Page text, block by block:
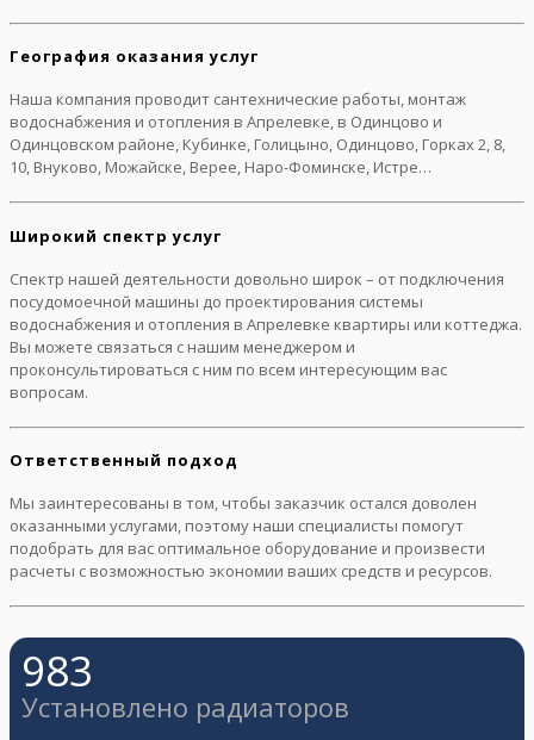
География оказания услуг
Наша компания проводит сантехнические работы, монтаж
водоснабжения и отопления в Апрелевке, в Одинцово и
Одинцовском районе, Кубинке, Голицыно, Одинцово, Горках 2, 8,
10, Внуково, Можайске, Верее, Наро-Фоминске, Истре…
Широкий спектр услуг
Спектр нашей деятельности довольно широк – от подключения
посудомоечной машины до проектирования системы
водоснабжения и отопления в Апрелевке квартиры или коттеджа.
Вы можете связаться с нашим менеджером и
проконсультироваться с ним по всем интересующим вас
вопросам.
Ответственный подход
Мы заинтересованы в том, чтобы заказчик остался доволен
оказанными услугами, поэтому наши специалисты помогут
подобрать для вас оптимальное оборудование и произвести
расчеты с возможностью экономии ваших средств и ресурсов.
983
Установлено радиаторов